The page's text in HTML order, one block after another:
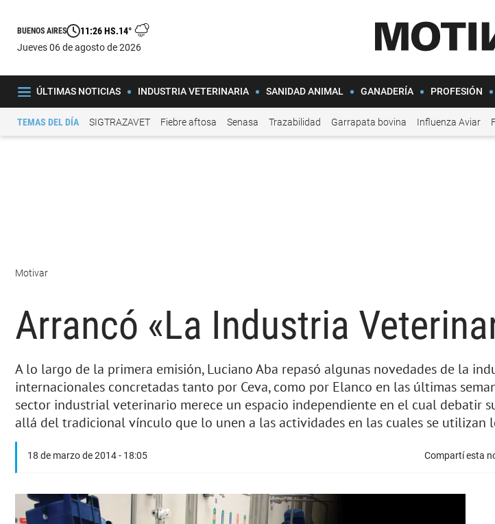
BUENOS AIRES 11:26 HS.14°
jueves 06 de agosto de 2026
ÚLTIMAS NOTICIAS INDUSTRIA VETERINARIA SANIDAD ANIMAL GANADERÍA PROFESIÓN
TEMAS DEL DÍA SIGTRAZAVET Fiebre aftosa Senasa Trazabilidad Garrapata bovina Influenza Aviar
Motivar
Arrancó «La Industria
A lo largo de la primera emisión, Luciano Aba repasó algunas novedades de la
internacionales concretadas tanto por Ceva, como por Elanco en las últimas
sector industrial veterinario merece un espacio independiente en el cual debatir
allá del tradicional vínculo que lo unen a las actividades en las cuales se utilizan
18 de marzo de 2014 - 18:05 Compartí esta